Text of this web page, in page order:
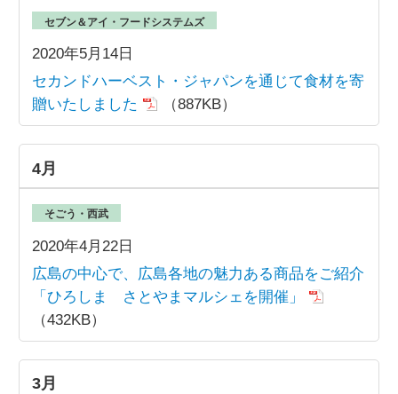
2020年5月14日
セブン＆アイ・フードシステムズ
セカンドハーベスト・ジャパンを通じて食材を寄
贈いたしました
（887KB）
4月
2020年4月22日
そごう・西武
広島の中心で、広島各地の魅力ある商品をご紹介
「ひろしま さとやまマルシェを開催」
（432KB）
3月